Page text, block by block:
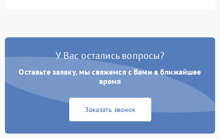
Постоянные сбои в работе 1500 ₽ Подробнее →
У Вас остались вопросы?
Оставьте заявку, мы свяжемся с Вами в ближайшее
время
Заказать звонок